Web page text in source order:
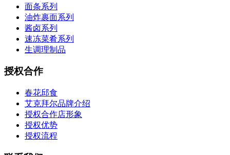
面条系列
油炸裹面系列
酱卤系列
速冻菜肴系列
生调理制品
授权合作
春花邱食
艾克拜尔品牌介绍
授权合作店形象
授权优势
授权流程